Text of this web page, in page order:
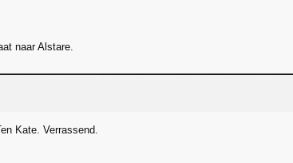
naar Alstare.
Kate. Verrassend.